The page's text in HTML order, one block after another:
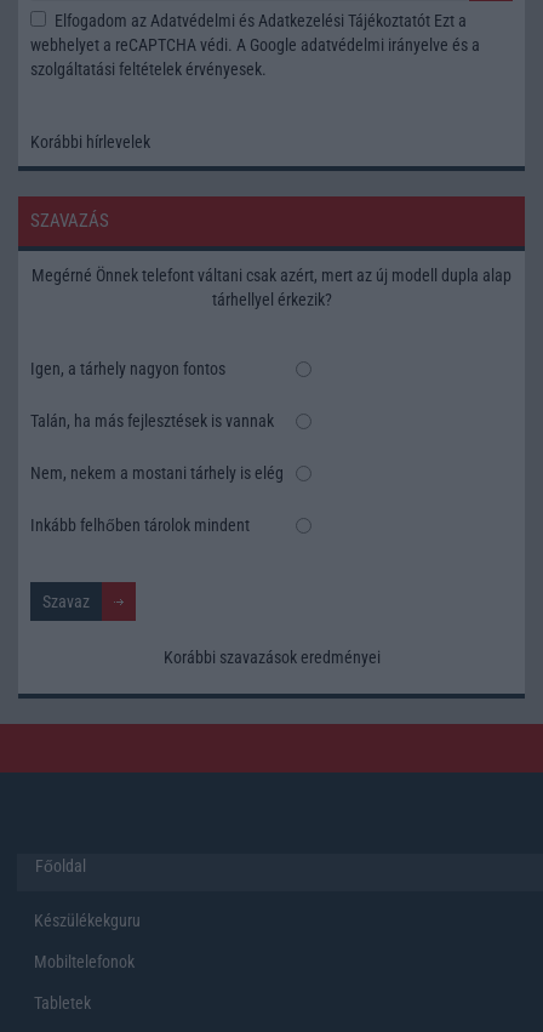
Elfogadom az Adatvédelmi és Adatkezelési Tájékoztatót Ezt a
webhelyet a reCAPTCHA védi. A Google adatvédelmi irányelve és a
szolgáltatási feltételek érvényesek.
Korábbi hírlevelek
SZAVAZÁS
Megérné Önnek telefont váltani csak azért, mert az új modell dupla alap
tárhellyel érkezik?
Igen, a tárhely nagyon fontos
Talán, ha más fejlesztések is vannak
Nem, nekem a mostani tárhely is elég
Inkább felhőben tárolok mindent
Korábbi szavazások eredményei
Főoldal
Készülékekguru
Mobiltelefonok
Tabletek